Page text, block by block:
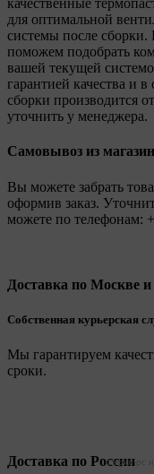
качественные
для оптимальной
системы после
поможем подобрать
вашей текущей
гарантией качества и
сборки производится
уточнить у менеджера.
Самовывоз из
Вы можете забрать
оформив заказ.
можете по телефонам:
Доставка по Москве
Собственная курьерская
Мы гарантируем
сроки.
Доставка по России
Legionpc